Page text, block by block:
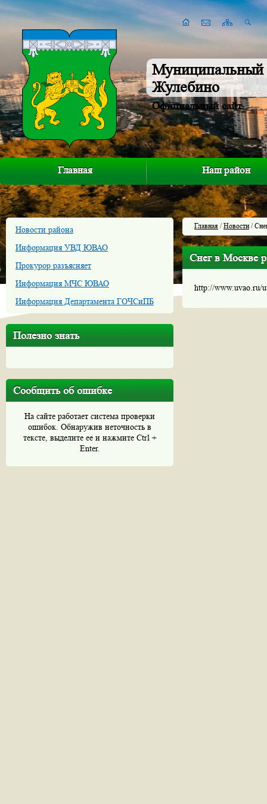
Муниципальный
Жулебино
Официальный сайт
Главная Наш район
Новости района
Информация УВД ЮВАО
Прокурор разъясняет
Информация МЧС ЮВАО
Информация Департамента ГОЧСиПБ
Полезно знать
Сообщить об ошибке
На сайте работает система проверки
ошибок. Обнаружив неточность в
тексте, выделите ее и нажмите Ctrl +
Enter.
Главная /Новости/
Снег в Москве
http://www.uvao.ru/